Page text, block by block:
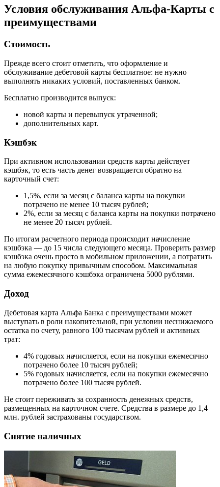
Условия обслуживания Альфа-Карты с
преимуществами
Стоимость
Прежде всего стоит отметить, что оформление и
обслуживание дебетовой карты бесплатное: не нужно
выполнять никаких условий, поставленных банком.
Бесплатно производится выпуск:
новой карты и перевыпуск утраченной;
дополнительных карт.
Кэшбэк
При активном использовании средств карты действует
кэшбэк, то есть часть денег возвращается обратно на
карточный счет:
1,5%, если за месяц с баланса карты на покупки
потрачено не менее 10 тысяч рублей;
2%, если за месяц с баланса карты на покупки потрачено
не менее 20 тысяч рублей.
По итогам расчетного периода происходит начисление
кэшбэка — до 15 числа следующего месяца. Проверить размер
кэшбэка очень просто в мобильном приложении, а потратить
на любую покупку привычным способом. Максимальная
сумма ежемесячного кэшбэка ограничена 5000 рублями.
Доход
Дебетовая карта Альфа Банка с преимуществами может
выступать в роли накопительной, при условии неснижаемого
остатка по счету, равного 100 тысячам рублей и активных
трат:
4% годовых начисляется, если на покупки ежемесячно
потрачено более 10 тысяч рублей;
5% годовых начисляется, если на покупки ежемесячно
потрачено более 100 тысяч рублей.
Не стоит переживать за сохранность денежных средств,
размещенных на карточном счете. Средства в размере до 1,4
млн. рублей застрахованы государством.
Снятие наличных